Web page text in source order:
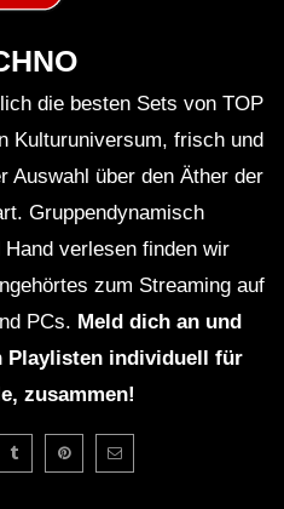
die besten Sets von TOP
Kulturuniversum, frisch und
Auswahl über den Äther der
Gruppendynamisch
verlesen finden wir
zum Streaming auf
PCs. Meld dich an und
Playlisten individuell für
zusammen!